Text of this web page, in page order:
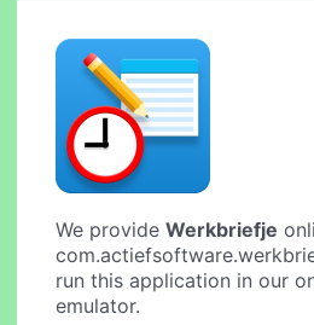
We provideWerkbriefje
run this application in our
emulator.